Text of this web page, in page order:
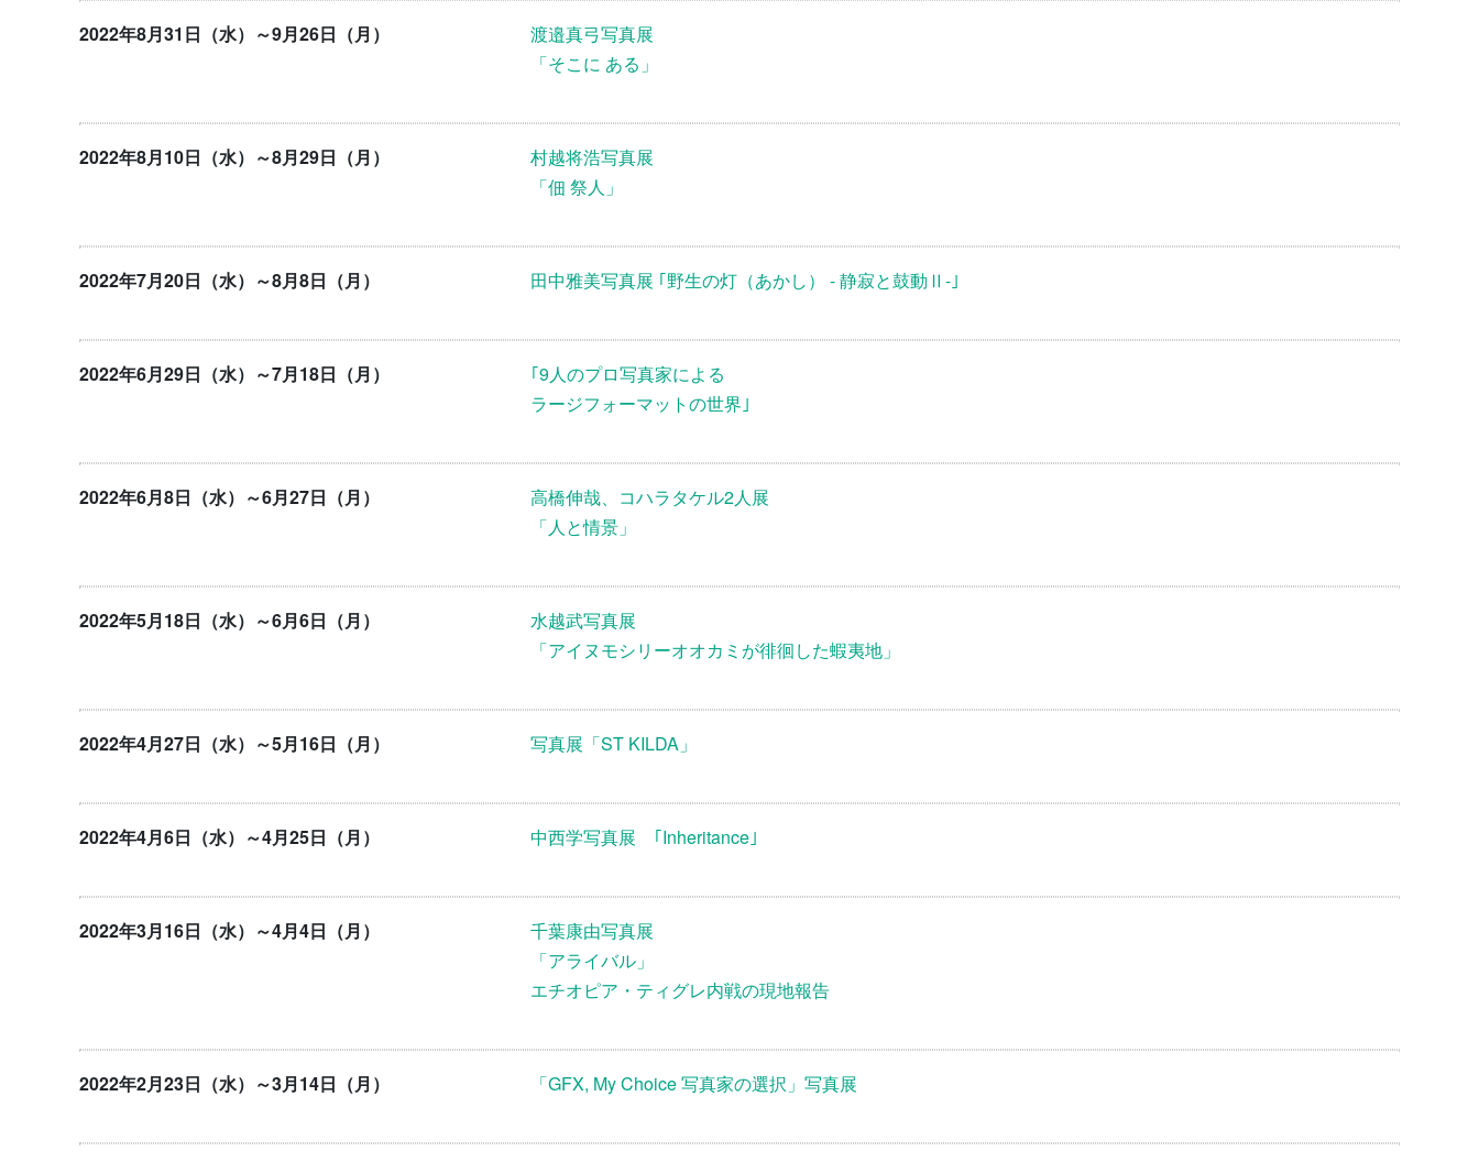
2022年8月31日（水）～9月26日（月）
渡邉真弓写真展
「そこに ある」
2022年8月10日（水）～8月29日（月）
村越将浩写真展
「佃 祭人」
2022年7月20日（水）～8月8日（月） 田中雅美写真展 ｢野生の灯（あかし） - 静寂と鼓動Ⅱ-｣
2022年6月29日（水）～7月18日（月）
｢9人のプロ写真家による
ラージフォーマットの世界｣
2022年6月8日（水）～6月27日（月）
高橋伸哉、コハラタケル2人展
「人と情景」
2022年5月18日（水）～6月6日（月）
水越武写真展
「アイヌモシリーオオカミが徘徊した蝦夷地」
2022年4月27日（水）～5月16日（月） 写真展「ST KILDA」
2022年4月6日（水）～4月25日（月） 中西学写真展 ｢Inheritance｣
2022年3月16日（水）～4月4日（月）
千葉康由写真展
「アライバル」
エチオピア・ティグレ内戦の現地報告
2022年2月23日（水）～3月14日（月） 「GFX, My Choice 写真家の選択」写真展